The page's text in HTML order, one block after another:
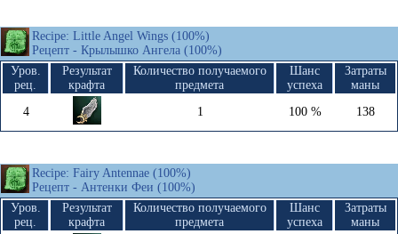
Recipe: Little Angel Wings (100%)
Рецепт - Крылышко Ангела (100%)
Уров.
рец.
Результат
крафта
Количество получаемого
предмета
Шанс
успеха
Затраты
маны
4
1 100 % 138
Recipe: Fairy Antennae (100%)
Рецепт - Антенки Феи (100%)
Уров.
рец.
Результат
крафта
Количество получаемого
предмета
Шанс
успеха
Затраты
маны